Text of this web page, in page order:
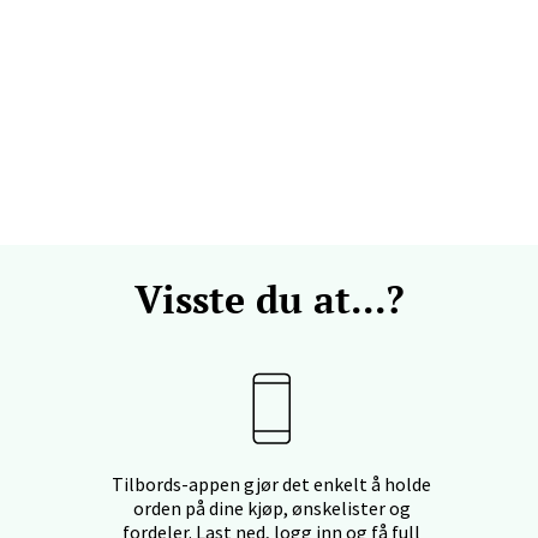
Visste du at...?
Tilbords-appen gjør det enkelt å holde
orden på dine kjøp, ønskelister og
fordeler. Last ned, logg inn og få full
- Jekta Storsenter
- Thon Senter Kanebogen